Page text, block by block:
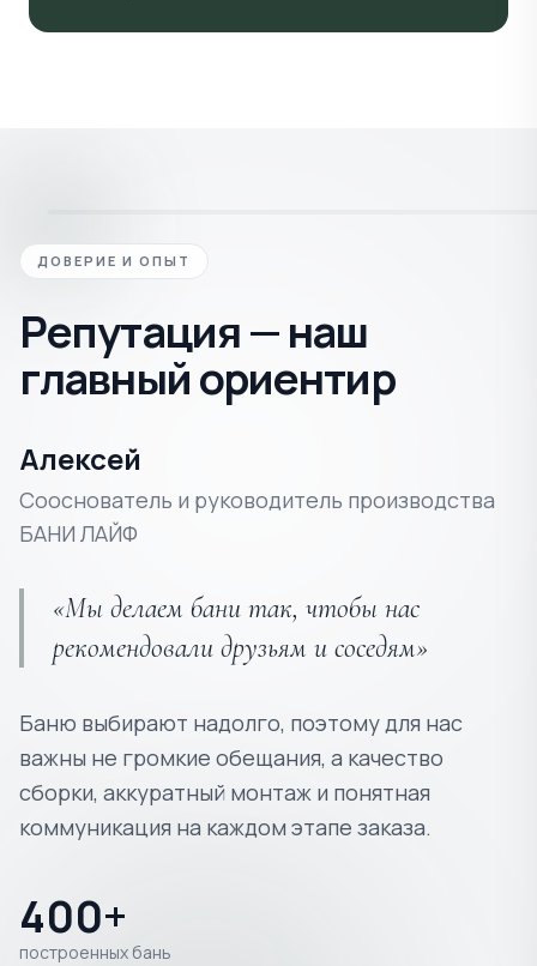
ДОВЕРИЕ И ОПЫТ
Репутация — наш
главный ориентир
Алексей
Сооснователь и руководитель производства
БАНИ ЛАЙФ
«Мы делаем бани так, чтобы нас
рекомендовали друзьям и соседям»
Баню выбирают надолго, поэтому для нас
важны не громкие обещания, а качество
сборки, аккуратный монтаж и понятная
коммуникация на каждом этапе заказа.
400+
построенных бань